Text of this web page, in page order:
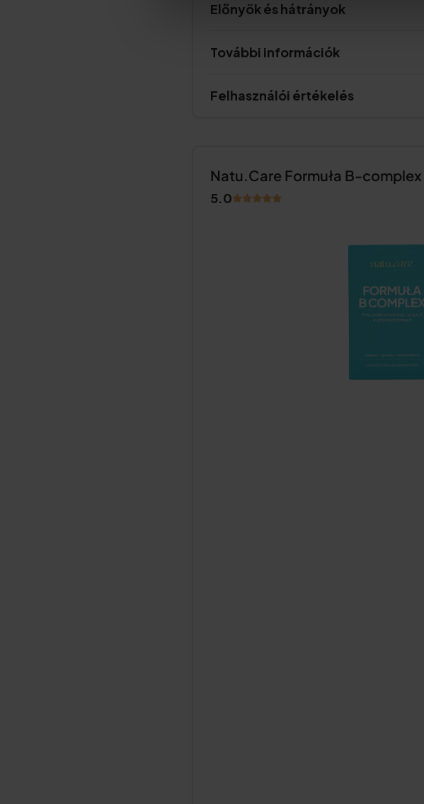
Előnyök és hátrányok
További információk
Felhasználói értékelés
Natu.Care Formuła B-complex
5.0